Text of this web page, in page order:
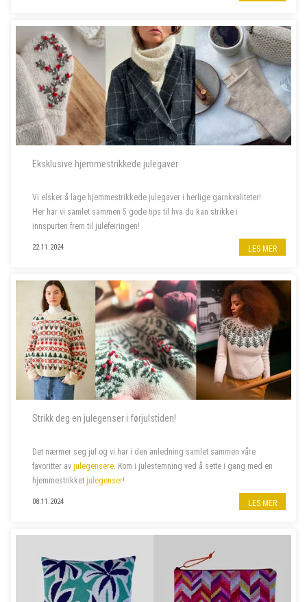
Eksklusive hjemmestrikkede julegaver
Vi elsker å lage hjemmestrikkede julegaver i herlige garnkvaliteter!
Her har vi samlet sammen 5 gode tips til hva du kan strikke i
innspurten frem til julefeiringen!
22.11.2024 LES MER
Strikk deg en julegenser i førjulstiden!
Det nærmer seg jul og vi har i den anledning samlet sammen våre
favoritter av julegensere. Kom i julestemning ved å sette i gang med en
hjemmestrikket julegenser!
08.11.2024 LES MER